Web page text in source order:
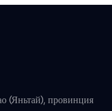
(Яньтай), провинция